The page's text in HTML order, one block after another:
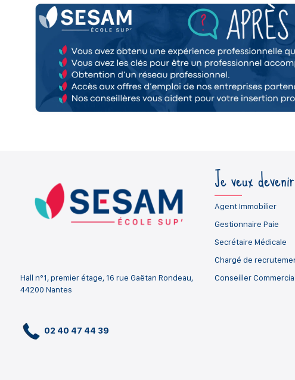
Hall n°1, premier étage, 16 rue Gaëtan Rondeau,
44200 Nantes
02 40 47 44 39
Je veux
Agent Immobilier
Gestionnaire Paie
Secrétaire Médicale
Chargé de
Conseiller Commercial